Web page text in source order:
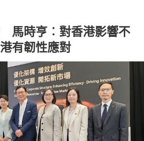
馬時亨︰對香港影響不
有韌性應對